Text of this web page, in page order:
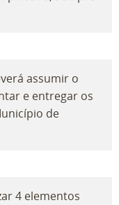
assumir o
e entregar os
de
4 elementos